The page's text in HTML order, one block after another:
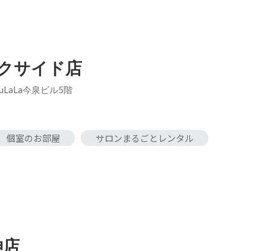
サイド店
今泉ビル5階
個室のお部屋 サロンまるごとレンタル